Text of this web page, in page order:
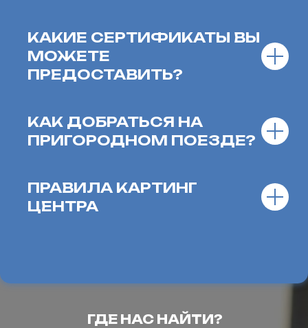
КАКИЕ СЕРТИФИКАТЫ ВЫ
МОЖЕТЕ
ПРЕДОСТАВИТЬ?
КАК ДОБРАТЬСЯ НА
ПРИГОРОДНОМ ПОЕЗДЕ?
ПРАВИЛА КАРТИНГ
ЦЕНТРА
ГДЕ НАС НАЙТИ?